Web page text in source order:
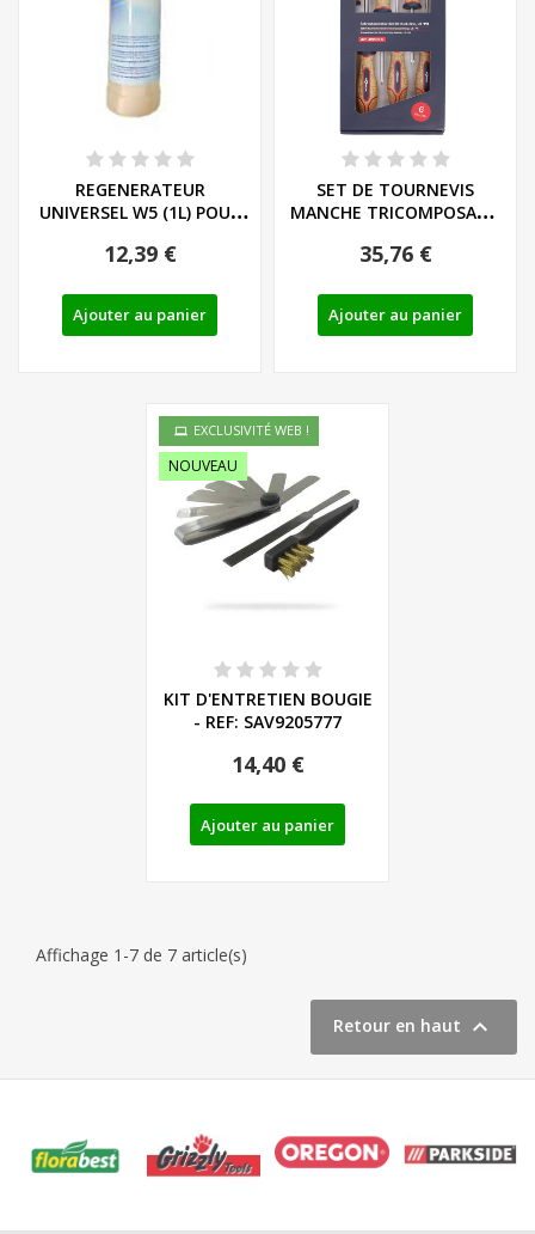
REGENERATEUR
UNIVERSEL W5 (1L) POUR
12,39 €
Ajouter au panier
SET DE TOURNEVIS
MANCHE TRICOMPOSANT
35,76 €
Ajouter au panier
EXCLUSIVITÉ WEB !
NOUVEAU
KIT D'ENTRETIEN BOUGIE
- REF: SAV9205777
14,40 €
Ajouter au panier
Affichage 1-7 de 7 article(s)
Retour en haut 